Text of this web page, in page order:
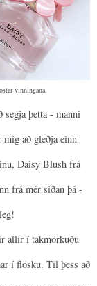
vinningana.
segja þetta - manni
að gleðja einn
Daisy Blush frá
frá mér síðan þá -
allir í takmörkuðu
í flösku. Til þess að